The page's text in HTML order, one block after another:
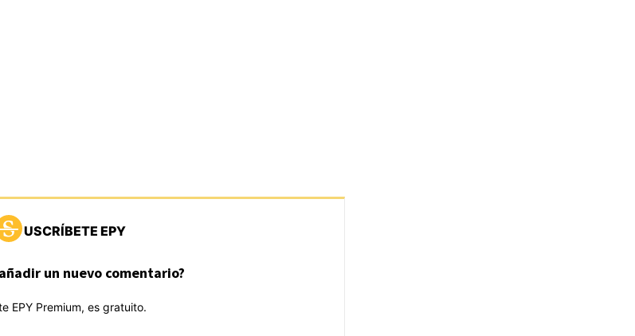
USCRÍBETE EPY
un nuevo comentario?
EPY Premium, es gratuito.